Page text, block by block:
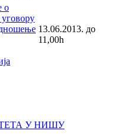
о
13.06.2013. до
11,00h
У НИШУ